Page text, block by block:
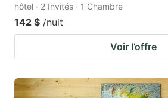
hôtel · 2 Invités · 1 Chambre
142 $ /nuit
Voir l’offre